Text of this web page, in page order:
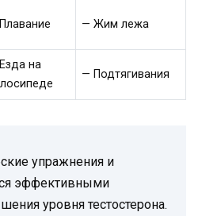
— Жим лежа
на
— Подтягивания
упражнения и
эффективными
уровня тестостерона.